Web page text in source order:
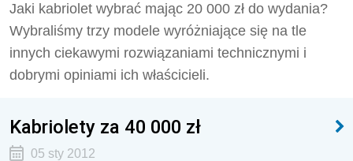
Jaki kabriolet wybrać mając 20 000 zł do wydania?
Wybraliśmy trzy modele wyróżniające się na tle
innych ciekawymi rozwiązaniami technicznymi i
dobrymi opiniami ich właścicieli.
Kabriolety za 40 000 zł
05 sty 2012